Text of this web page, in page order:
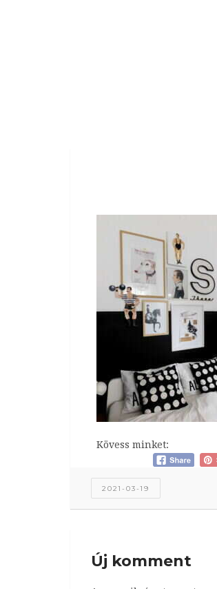
Kövess minket:
2021-03-19
Új komment